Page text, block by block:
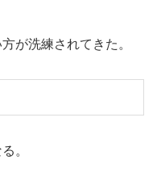
が洗練されてきた。
。